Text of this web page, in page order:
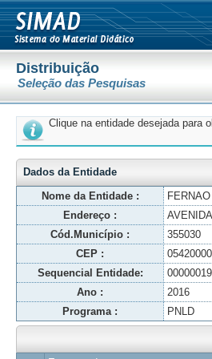
Distribuição
Seleção das Pesquisas
Clique na entidade desejada para
Dados da Entidade
Nome da Entidade :
Endereço :
Cód.Município :
355030
CEP :
05420000
Sequencial Entidade:
Ano :
2016
Programa :
PNLD